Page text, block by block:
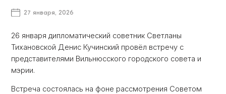
27 января, 2026
26 января дипломатический советник Светланы
Тихановской Денис Кучинский провёл встречу с
представителями Вильнюсского городского совета и
мэрии.
Встреча состоялась на фоне рассмотрения Советом